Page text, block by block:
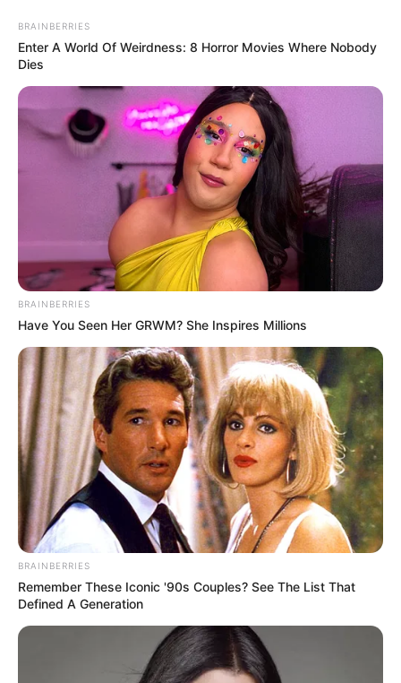
BRAINBERRIES
Enter A World Of Weirdness: 8 Horror Movies Where Nobody
Dies
BRAINBERRIES
Have You Seen Her GRWM? She Inspires Millions
BRAINBERRIES
Remember These Iconic '90s Couples? See The List That
Defined A Generation